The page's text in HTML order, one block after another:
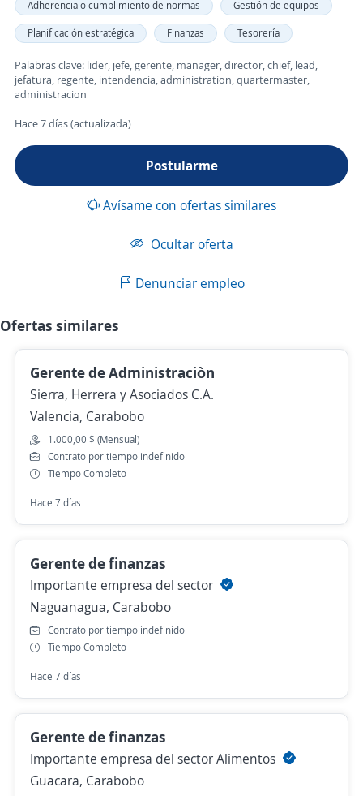
Adherencia o cumplimiento de normas
Gestión de equipos
Planificación estratégica
Finanzas Tesorería
Palabras clave: lider, jefe, gerente, manager, director, chief, lead,
jefatura, regente, intendencia, administration, quartermaster,
administracion
Hace 7 días (actualizada)
Postularme
Avísame con ofertas similares
Ocultar oferta
Denunciar empleo
Ofertas similares
Gerente de Administraciòn
Sierra, Herrera y Asociados C.A.
Valencia, Carabobo
1.000,00 $ (Mensual)
Contrato por tiempo indefinido
Tiempo Completo
Hace 7 días
Gerente de finanzas
Importante empresa del sector
Naguanagua, Carabobo
Contrato por tiempo indefinido
Tiempo Completo
Hace 7 días
Gerente de finanzas
Importante empresa del sector Alimentos
Guacara, Carabobo